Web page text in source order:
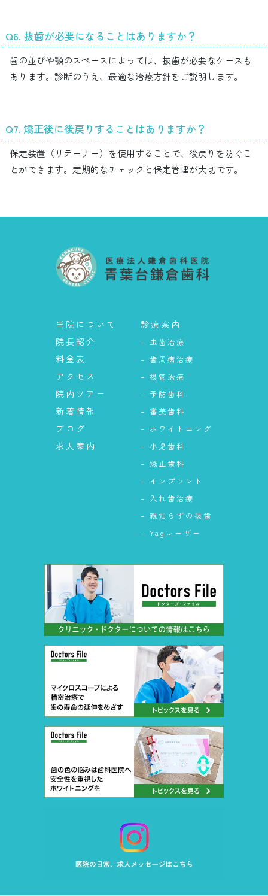
Q6. 抜歯が必要になることはありますか？
歯の並びや顎のスペースによっては、抜歯が必要なケースも
あります。診断のうえ、最適な治療方針をご説明します。
Q7. 矯正後に後戻りすることはありますか？
保定装置（リテーナー）を使用することで、後戻りを防ぐこ
とができます。定期的なチェックと保定管理が大切です。
当院について
院長紹介
料金表
アクセス
院内ツアー
新着情報
ブログ
求人案内
診療案内
– 虫歯治療
– 歯周病治療
– 根管治療
– 予防歯科
– 審美歯科
– ホワイトニング
– 小児歯科
– 矯正歯科
– インプラント
– 入れ歯治療
– 親知らずの抜歯
– Yagレーザー